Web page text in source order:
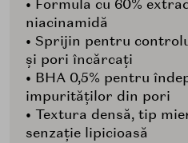
• Formula cu 60%
niacinamidă
• Sprijin pentru
și pori încărcați
• BHA 0,5% pentru
impurităților din pori
• Textura densă, tip
senzație lipicioasă